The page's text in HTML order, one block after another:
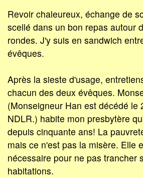
Revoir chaleureux, échange de
scellé dans un bon repas autour
rondes. J'y suis en sandwich
évêques.
Après la sieste d'usage,
chacun des deux évêques.
(Monseigneur Han est décédé le
NDLR.) habite mon presbytère
depuis cinquante ans! La
mais ce n'est pas la misère. Elle
nécessaire pour ne pas trancher
habitations.